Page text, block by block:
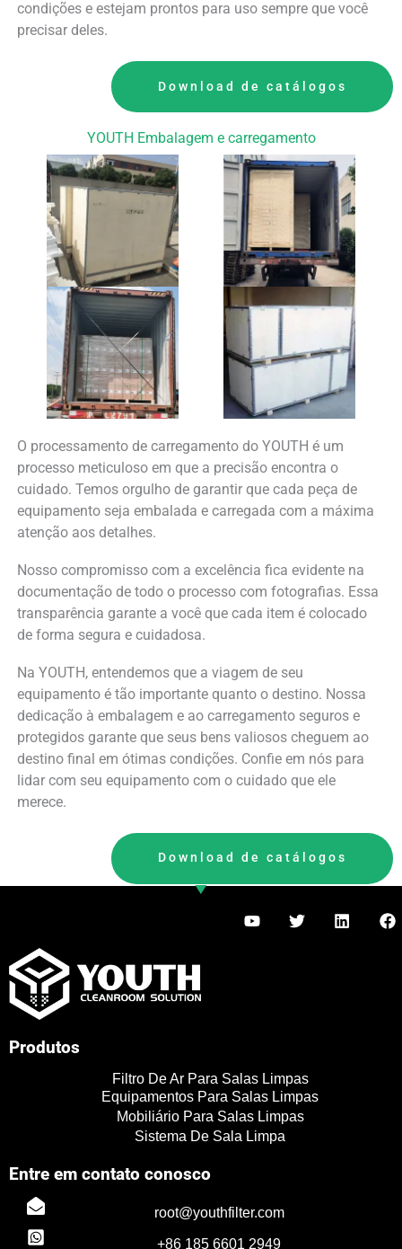
condições e estejam prontos para uso sempre que você
precisar deles.
Download de catálogos
YOUTH Embalagem e carregamento
O processamento de carregamento do YOUTH é um
processo meticuloso em que a precisão encontra o
cuidado. Temos orgulho de garantir que cada peça de
equipamento seja embalada e carregada com a máxima
atenção aos detalhes.
Nosso compromisso com a excelência fica evidente na
documentação de todo o processo com fotografias. Essa
transparência garante a você que cada item é colocado
de forma segura e cuidadosa.
Na YOUTH, entendemos que a viagem de seu
equipamento é tão importante quanto o destino. Nossa
dedicação à embalagem e ao carregamento seguros e
protegidos garante que seus bens valiosos cheguem ao
destino final em ótimas condições. Confie em nós para
lidar com seu equipamento com o cuidado que ele
merece.
Download de catálogos
Y
o
T
w
L
i
F
a
Produtos
Filtro De Ar Para Salas Limpas
Equipamentos Para Salas Limpas
Mobiliário Para Salas Limpas
Sistema De Sala Limpa
Entre em contato conosco
root@youthfilter.com
+86 185 6601 2949